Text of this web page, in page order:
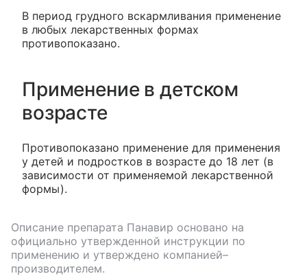
В период грудного вскармливания применение
в любых лекарственных формах
противопоказано.
Применение в детском
возрасте
Противопоказано применение для применения
у детей и подростков в возрасте до 18 лет (в
зависимости от применяемой лекарственной
формы).
Описание препарата Панавир основано на
официально утвержденной инструкции по
применению и утверждено компанией–
производителем.